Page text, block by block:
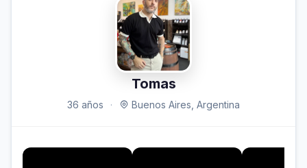
Tomas
36 años · Buenos Aires, Argentina